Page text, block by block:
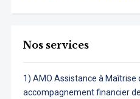
Nos services
1) AMO Assistance à Maîtrise
accompagnement financier